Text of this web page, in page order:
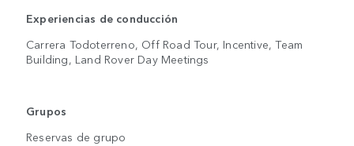
Experiencias de conducción
Carrera Todoterreno, Off Road Tour, Incentive, Team
Building, Land Rover Day Meetings
Grupos
Reservas de grupo